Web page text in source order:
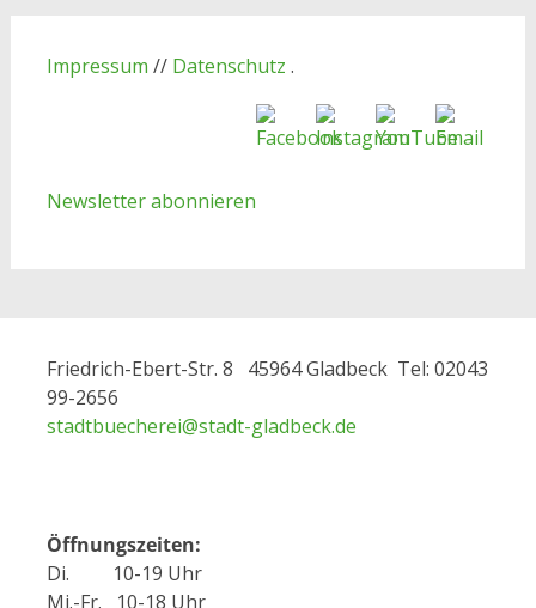
Impressum // Datenschutz .
Newsletter abonnieren
Friedrich-Ebert-Str. 8 45964 Gladbeck Tel: 02043
99-2656
stadtbuecherei@stadt-gladbeck.de
Öffnungszeiten:
Di. 10-19 Uhr
Mi.-Fr. 10-18 Uhr